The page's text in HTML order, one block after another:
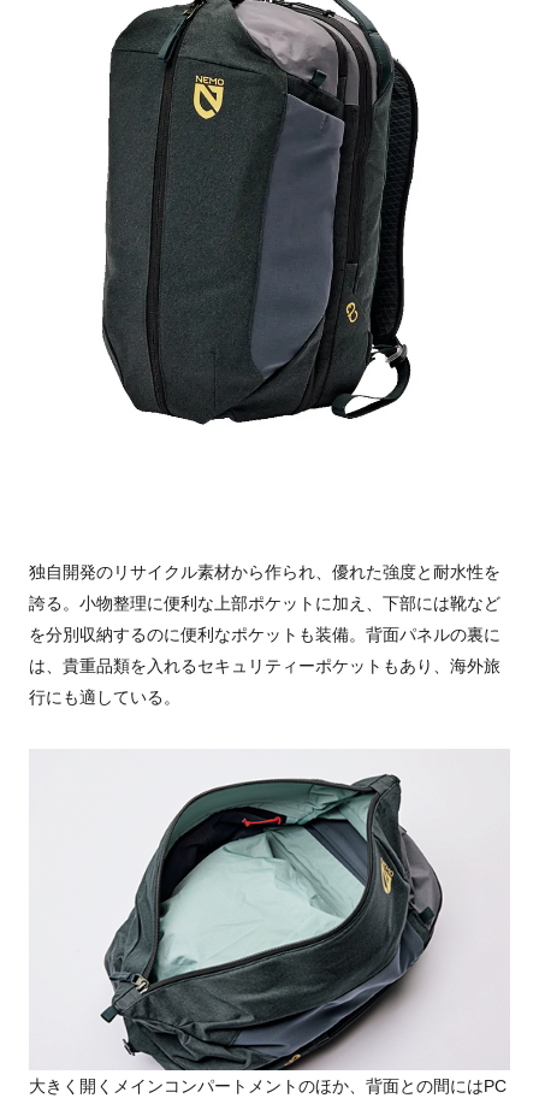
独自開発のリサイクル素材から作られ、優れた強度と耐水性を
誇る。小物整理に便利な上部ポケットに加え、下部には靴など
を分別収納するのに便利なポケットも装備。背面パネルの裏に
は、貴重品類を入れるセキュリティーポケットもあり、海外旅
行にも適している。
大きく開くメインコンパートメントのほか、背面との間にはPC